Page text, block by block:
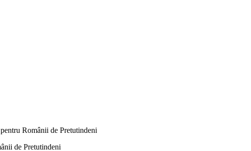
Românii de Pretutindeni
de Pretutindeni